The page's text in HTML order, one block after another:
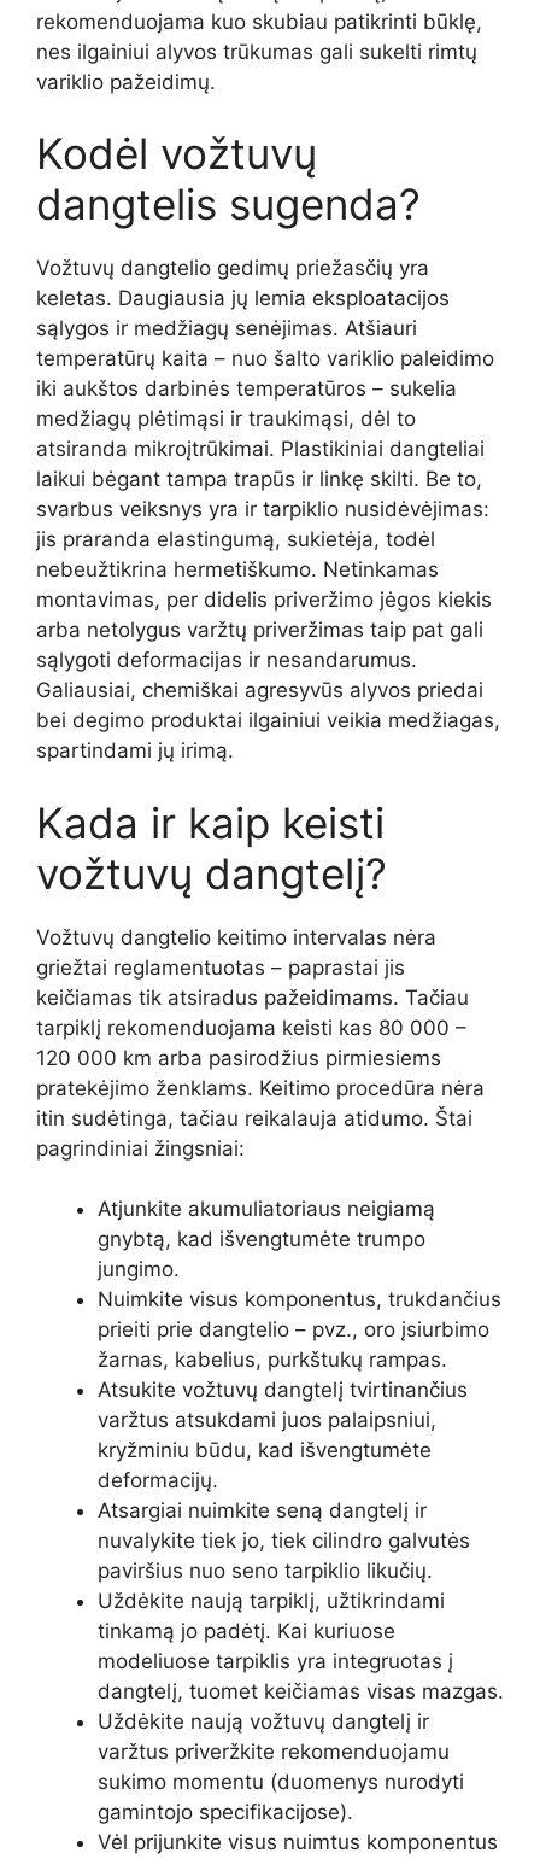
rekomenduojama kuo skubiau patikrinti būklę,
nes ilgainiui alyvos trūkumas gali sukelti rimtų
variklio pažeidimų.
Kodėl vožtuvų
dangtelis sugenda?
Vožtuvų dangtelio gedimų priežasčių yra
keletas. Daugiausia jų lemia eksploatacijos
sąlygos ir medžiagų senėjimas. Atšiauri
temperatūrų kaita – nuo šalto variklio paleidimo
iki aukštos darbinės temperatūros – sukelia
medžiagų plėtimąsi ir traukimąsi, dėl to
atsiranda mikroįtrūkimai. Plastikiniai dangteliai
laikui bėgant tampa trapūs ir linkę skilti. Be to,
svarbus veiksnys yra ir tarpiklio nusidėvėjimas:
jis praranda elastingumą, sukietėja, todėl
nebeužtikrina hermetiškumo. Netinkamas
montavimas, per didelis priveržimo jėgos kiekis
arba netolygus varžtų priveržimas taip pat gali
sąlygoti deformacijas ir nesandarumus.
Galiausiai, chemiškai agresyvūs alyvos priedai
bei degimo produktai ilgainiui veikia medžiagas,
spartindami jų irimą.
Kada ir kaip keisti
vožtuvų dangtelį?
Vožtuvų dangtelio keitimo intervalas nėra
griežtai reglamentuotas – paprastai jis
keičiamas tik atsiradus pažeidimams. Tačiau
tarpiklį rekomenduojama keisti kas 80 000 –
120 000 km arba pasirodžius pirmiesiems
pratekėjimo ženklams. Keitimo procedūra nėra
itin sudėtinga, tačiau reikalauja atidumo. Štai
pagrindiniai žingsniai:
Atjunkite akumuliatoriaus neigiamą
gnybtą, kad išvengtumėte trumpo
jungimo.
Nuimkite visus komponentus, trukdančius
prieiti prie dangtelio – pvz., oro įsiurbimo
žarnas, kabelius, purkštukų rampas.
Atsukite vožtuvų dangtelį tvirtinančius
varžtus atsukdami juos palaipsniui,
kryžminiu būdu, kad išvengtumėte
deformacijų.
Atsargiai nuimkite seną dangtelį ir
nuvalykite tiek jo, tiek cilindro galvutės
paviršius nuo seno tarpiklio likučių.
Uždėkite naują tarpiklį, užtikrindami
tinkamą jo padėtį. Kai kuriuose
modeliuose tarpiklis yra integruotas į
dangtelį, tuomet keičiamas visas mazgas.
Uždėkite naują vožtuvų dangtelį ir
varžtus priveržkite rekomenduojamu
sukimo momentu (duomenys nurodyti
gamintojo specifikacijose).
Vėl prijunkite visus nuimtus komponentus